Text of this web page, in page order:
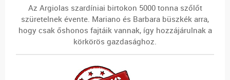
Az Argiolas szardíniai birtokon 5000 tonna szőlőt
szüretelnek évente. Mariano és Barbara büszkék arra,
hogy csak őshonos fajtáik vannak, így hozzájárulnak a
körkörös gazdasághoz.